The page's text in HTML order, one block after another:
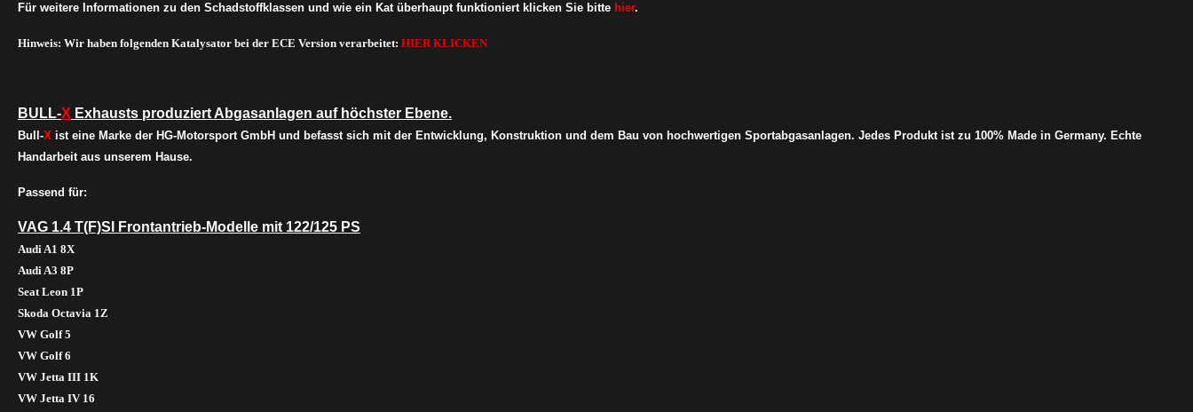
Für weitere Informationen zu den Schadstoffklassen und wie ein Kat überhaupt funktioniert klicken Sie bitte hier.
Hinweis: Wir haben folgenden Katalysator bei der ECE Version verarbeitet: HIER KLICKEN
BULL-X Exhausts produziert Abgasanlagen auf höchster Ebene.
Bull-X ist eine Marke der HG-Motorsport GmbH und befasst sich mit der Entwicklung, Konstruktion und dem Bau von hochwertigen Sportabgasanlagen. Jedes Produkt ist zu 100% Made in Germany. Echte
Handarbeit aus unserem Hause.
Passend für:
VAG 1.4 T(F)SI Frontantrieb-Modelle mit 122/125 PS
Audi A1 8X
Audi A3 8P
Seat Leon 1P
Skoda Octavia 1Z
VW Golf 5
VW Golf 6
VW Jetta III 1K
VW Jetta IV 16